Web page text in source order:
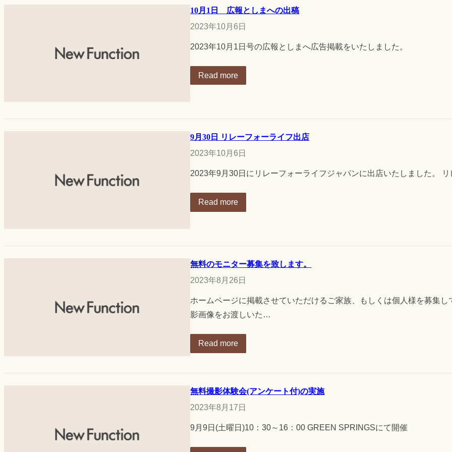
10月1日 広報としまへの出稿
2023年10月6日
2023年10月1日号の広報としまへ広告掲載をいたしました。
Read more
9月30日 リレーフォーライフ出店
2023年10月6日
2023年9月30日にリレーフォーライフジャパンに出店いたしました。
Read more
無料のモニター募集を致します。
2023年8月26日
ホームページに掲載させていただけるご家族、もしくは個人様を募集し
影画像をお渡しいた…
Read more
無料撮影体験会(アンケート付)の実施
2023年8月17日
9月9日(土曜日)10：30～16：00 GREEN SPRINGSにて開催